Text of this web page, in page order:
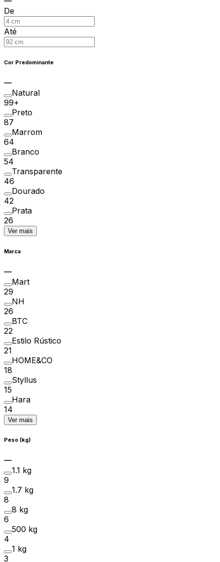
De
Até
Cor Predominante
Natural
99+
Preto
87
Marrom
64
Branco
54
Transparente
46
Dourado
42
Prata
26
Ver mais
Marca
Mart
29
NH
26
BTC
22
Estilo Rústico
21
HOME&CO
18
Styllus
15
Hara
14
Ver mais
Peso (kg)
1.1 kg
9
1.7 kg
8
8 kg
6
500 kg
4
1 kg
3